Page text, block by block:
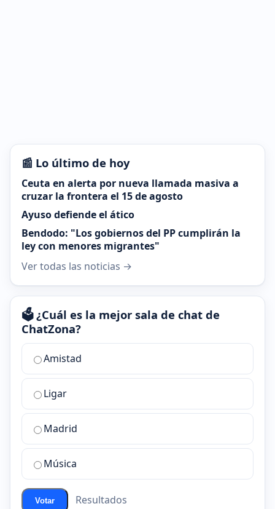
📰 Lo último de hoy
Ceuta en alerta por nueva llamada masiva a
cruzar la frontera el 15 de agosto
Ayuso defiende el ático
Bendodo: "Los gobiernos del PP cumplirán la
ley con menores migrantes"
Ver todas las noticias →
🗳️ ¿Cuál es la mejor sala de chat de
ChatZona?
¿Cuál
la
mejor
sala
chat
ChatZona?
Amistad
Ligar
Madrid
Música
Votar Resultados